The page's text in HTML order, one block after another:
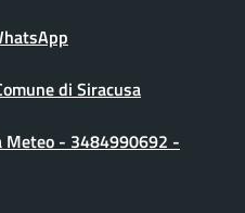
di Siracusa
Meteo - 3484990692 -